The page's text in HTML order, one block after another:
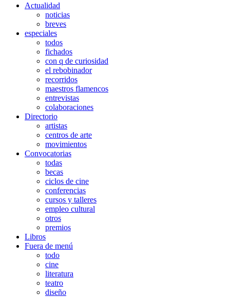
Actualidad
noticias
breves
especiales
todos
fichados
con q de curiosidad
el rebobinador
recorridos
maestros flamencos
entrevistas
colaboraciones
Directorio
artistas
centros de arte
movimientos
Convocatorias
todas
becas
ciclos de cine
conferencias
cursos y talleres
empleo cultural
otros
premios
Libros
Fuera de menú
todo
cine
literatura
teatro
diseño